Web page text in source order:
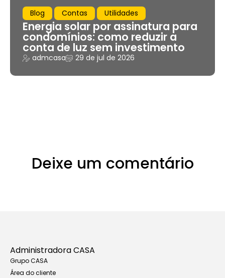
Blog Contas Utilidades
Energia solar por assinatura para
condomínios: como reduzir a
conta de luz sem investimento
admcasa 29 de jul de 2026
Deixe um comentário
Administradora CASA
Grupo CASA
Área do cliente